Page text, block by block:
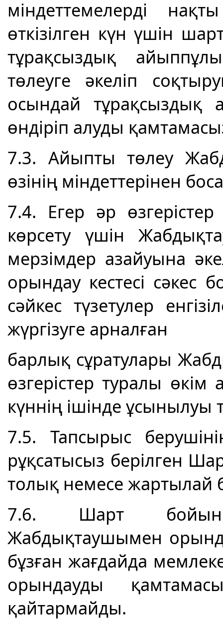
міндеттемелерді
өткізілген күн үшін
тұрақсыздық
төлеуге әкеліп
осындай тұрақсыздық
өндіріп алуды
7.3. Айыпты төлеу
өзінің міндеттерінен
7.4. Егер әр
көрсету үшін
мерзімдер азайуына
орындау кестесі сәкес
сәйкес түзетулер
жүргізуге арналған
барлық сұратулары
өзгерістер туралы
күннің ішінде ұсынылуы
7.5. Тапсырыс
рұқсатысыз берілген
толық немесе жартылай
7.6. Шарт
Жабдықтаушымен
бұзған жағдайда
орындауды
қайтармайды.